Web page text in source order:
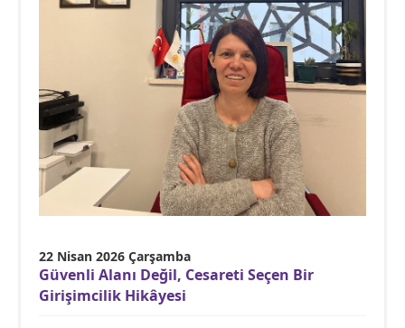
22 Nisan 2026 Çarşamba
Güvenli Alanı Değil, Cesareti Seçen Bir
Girişimcilik Hikâyesi